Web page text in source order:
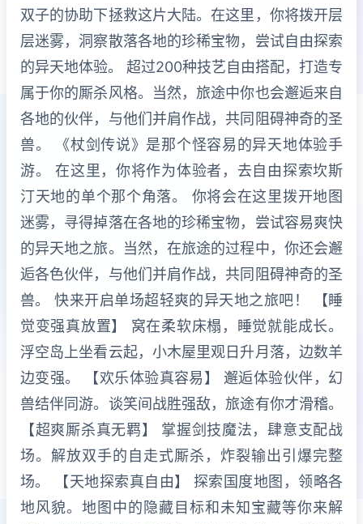
双子的协助下拯救这片大陆。在这里，你将拨开层
层迷雾，洞察散落各地的珍稀宝物，尝试自由探索
的异天地体验。 超过200种技艺自由搭配，打造专
属于你的厮杀风格。当然，旅途中你也会邂逅来自
各地的伙伴，与他们并肩作战，共同阻碍神奇的圣
兽。 《杖剑传说》是那个怪容易的异天地体验手
游。 在这里，你将作为体验者，去自由探索坎斯
汀天地的单个那个角落。 你将会在这里拨开地图
迷雾，寻得掉落在各地的珍稀宝物，尝试容易爽快
的异天地之旅。当然，在旅途的过程中，你还会邂
逅各色伙伴，与他们并肩作战，共同阻碍神奇的圣
兽。 快来开启单场超轻爽的异天地之旅吧！ 【睡
觉变强真放置】 窝在柔软床榻，睡觉就能成长。
浮空岛上坐看云起，小木屋里观日升月落，边数羊
边变强。 【欢乐体验真容易】 邂逅体验伙伴，幻
兽结伴同游。谈笑间战胜强敌，旅途有你才滑稽。
【超爽厮杀真无羁】 掌握剑技魔法，肆意支配战
场。解放双手的自走式厮杀，炸裂输出引爆完整
场。 【天地探索真自由】 探索国度地图，领略各
地风貌。地图中的隐藏目标和未知宝藏等你来解